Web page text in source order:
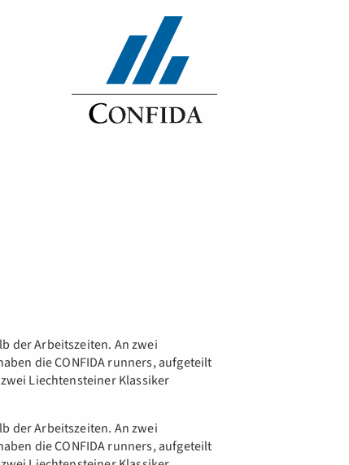
der Arbeitszeiten. An zwei
die CONFIDA runners, aufgeteilt
Liechtensteiner Klassiker
der Arbeitszeiten. An zwei
die CONFIDA runners, aufgeteilt